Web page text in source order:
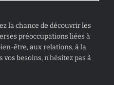
la chance de découvrir les
préoccupations liées à
être, aux relations, à la
besoins, n’hésitez pas à